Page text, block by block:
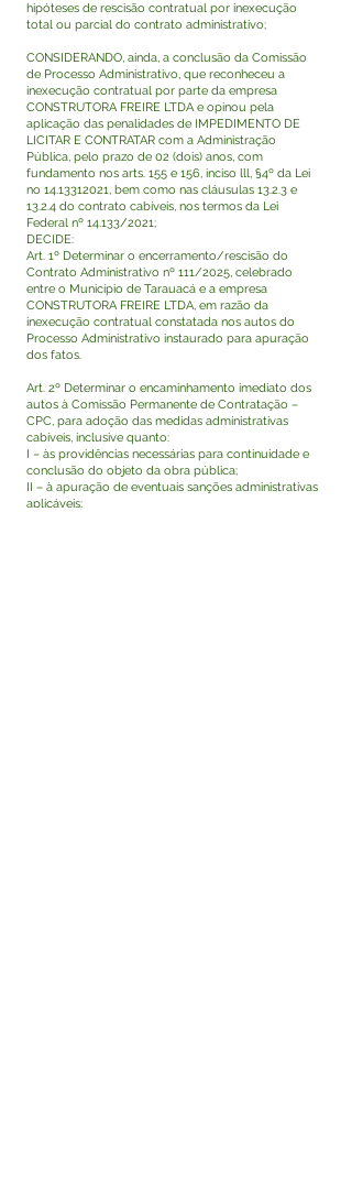
hipóteses de rescisão contratual por inexecução
total ou parcial do contrato administrativo;
CONSIDERANDO, ainda, a conclusão da Comissão
de Processo Administrativo, que reconheceu a
inexecução contratual por parte da empresa
CONSTRUTORA FREIRE LTDA e opinou pela
aplicação das penalidades de IMPEDIMENTO DE
LICITAR E CONTRATAR com a Administração
Pública, pelo prazo de 02 (dois) anos, com
fundamento nos arts. 155 e 156, inciso lll, §4º da Lei
no 14.13312021, bem como nas cláusulas 13.2.3 e
13.2.4 do contrato cabíveis, nos termos da Lei
Federal nº 14.133/2021;
DECIDE:
Art. 1º Determinar o encerramento/rescisão do
Contrato Administrativo nº 111/2025, celebrado
entre o Município de Tarauacá e a empresa
CONSTRUTORA FREIRE LTDA, em razão da
inexecução contratual constatada nos autos do
Processo Administrativo instaurado para apuração
dos fatos.
Art. 2º Determinar o encaminhamento imediato dos
autos à Comissão Permanente de Contratação –
CPC, para adoção das medidas administrativas
cabíveis, inclusive quanto:
I – às providências necessárias para continuidade e
conclusão do objeto da obra pública;
II – à apuração de eventuais sanções administrativas
aplicáveis;